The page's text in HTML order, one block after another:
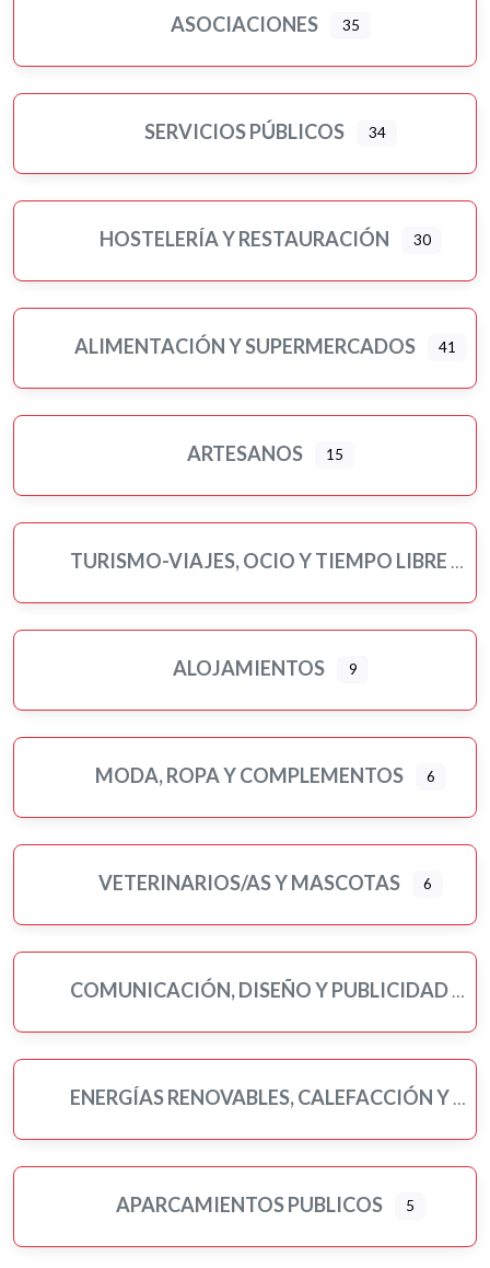
Murales artísticos
Ópticas
Peluquerías, belleza y estética
Psicología
Servicios públicos
Tatuajes
Veterinarios/as y mascotas
Yoga
ASOCIACIONES 35
SERVICIOS PÚBLICOS 34
HOSTELERÍA Y RESTAURACIÓN 30
ALIMENTACIÓN Y SUPERMERCADOS 41
ARTESANOS 15
TURISMO-VIAJES, OCIO Y TIEMPO LIBRE
ALOJAMIENTOS 9
MODA, ROPA Y COMPLEMENTOS 6
VETERINARIOS/AS Y MASCOTAS 6
COMUNICACIÓN, DISEÑO Y PUBLICIDAD
ENERGÍAS RENOVABLES, CALEFACCIÓN Y FONTANERÍA
APARCAMIENTOS PUBLICOS 5